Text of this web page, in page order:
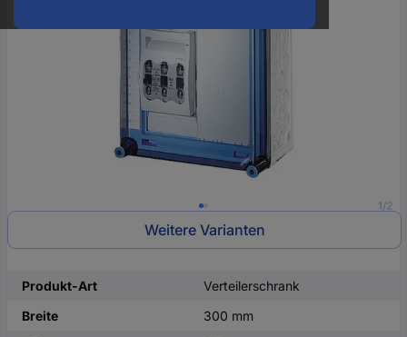
1/2
Weitere Varianten
Produkt-Art
Verteilerschrank
Breite
300 mm